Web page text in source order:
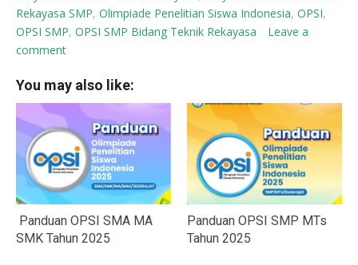
Rekayasa SMP, Olimpiade Penelitian Siswa Indonesia, OPSI,
OPSI SMP, OPSI SMP Bidang Teknik Rekayasa
Leave a
comment
You may also like:
Panduan OPSI SMA MA
SMK Tahun 2025
Panduan OPSI SMP MTs
Tahun 2025